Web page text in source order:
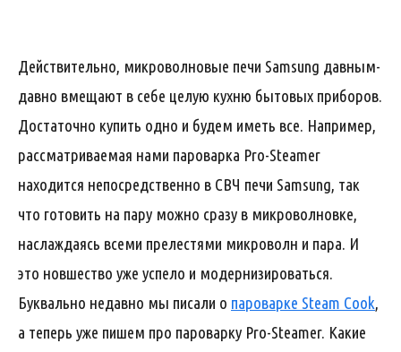
Действительно, микроволновые печи Samsung давным-
давно вмещают в себе целую кухню бытовых приборов.
Достаточно купить одно и будем иметь все. Например,
рассматриваемая нами пароварка Pro-Steamer
находится непосредственно в СВЧ печи Samsung, так
что готовить на пару можно сразу в микроволновке,
наслаждаясь всеми прелестями микроволн и пара. И
это новшество уже успело и модернизироваться.
Буквально недавно мы писали о пароварке Steam Cook,
а теперь уже пишем про пароварку Pro-Steamer. Какие